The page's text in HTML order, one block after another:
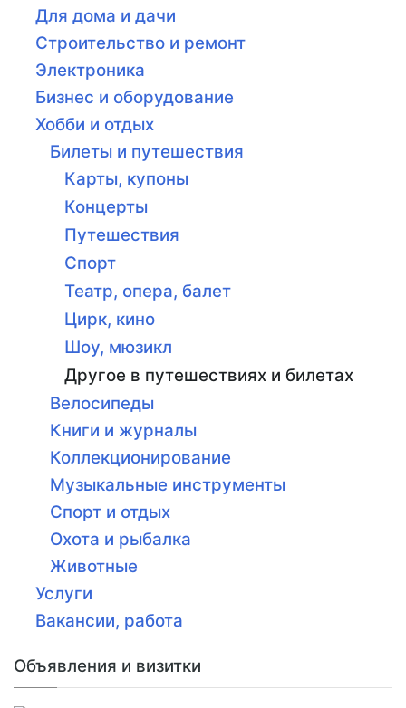
Для дома и дачи
Строительство и ремонт
Электроника
Бизнес и оборудование
Хобби и отдых
Билеты и путешествия
Карты, купоны
Концерты
Путешествия
Спорт
Театр, опера, балет
Цирк, кино
Шоу, мюзикл
Другое в путешествиях и билетах
Велосипеды
Книги и журналы
Коллекционирование
Музыкальные инструменты
Спорт и отдых
Охота и рыбалка
Животные
Услуги
Вакансии, работа
Объявления и визитки